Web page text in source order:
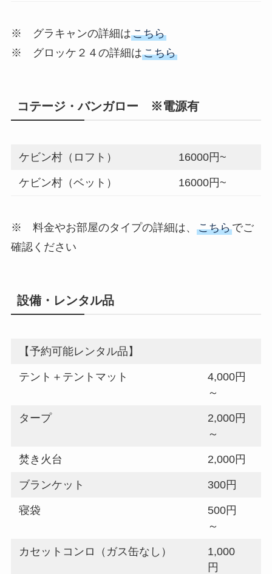
※ グラキャンの詳細はこちら
※ グロッケ２４の詳細はこちら
コテージ・バンガロー ※電源有
ケビン村（ロフト） 16000円~
ケビン村（ベット） 16000円~
※ 料金やお部屋のタイプの詳細は、 こちらでご
確認ください
設備・レンタル品
【予約可能レンタル品】
テント＋テントマット
4,000円
～
タープ
2,000円
～
焚き火台 2,000円
ブランケット 300円
寝袋
500円
～
カセットコンロ（ガス缶なし）
1,000
円